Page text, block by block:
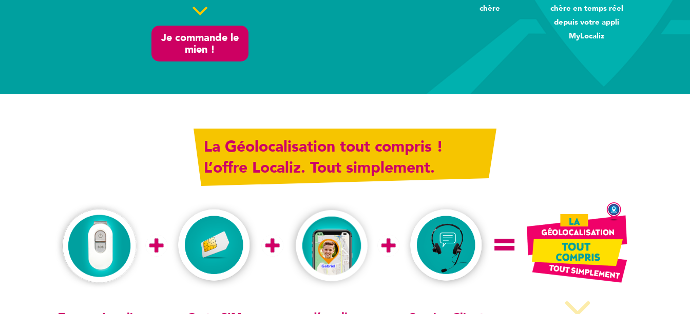
Je commande le
mien !
chère
chère en temps réel
depuis votre appli
MyLocaliz
La Géolocalisation tout compris !
L’offre Localiz. Tout simplement.